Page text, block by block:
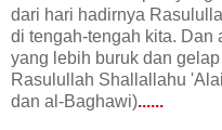
dari hari hadirnya
di tengah-tengah kita. Dan
yang lebih buruk dan
Rasulullah Shallallahu
dan al-Baghawi)......